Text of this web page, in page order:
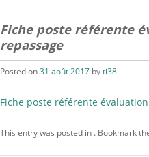
Fiche poste référente
repassage
Posted on31 août 2017 byti38
Fiche poste référente
This entry was posted in . Bookmark